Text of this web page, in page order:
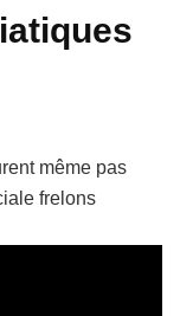
même pas
frelons